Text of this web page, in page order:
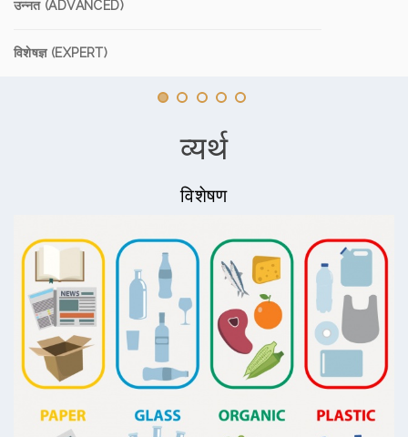
उन्नत (ADVANCED)
विशेषज्ञ (EXPERT)
व्यर्थ
विशेषण